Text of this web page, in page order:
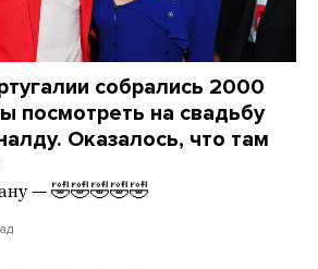
собрались 2000
посмотреть на свадьбу
Оказалось, что там
— 🤣🤣🤣🤣🤣